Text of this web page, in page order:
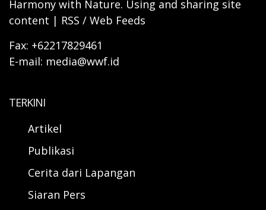
Harmony with Nature. Using and sharing site
content | RSS / Web Feeds
Fax: +62217829461
E-mail: media@wwf.id
TERKINI
Artikel
Publikasi
Cerita dari Lapangan
Siaran Pers